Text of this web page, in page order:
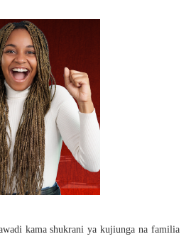
kama shukrani ya kujiunga na familia